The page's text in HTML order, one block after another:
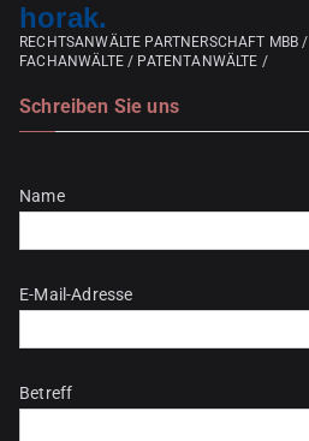
horak.
RECHTSANWÄLTE PARTNERSCHAFT MBB /
FACHANWÄLTE / PATENTANWÄLTE /
Schreiben Sie uns
Name
E-Mail-Adresse
Betreff